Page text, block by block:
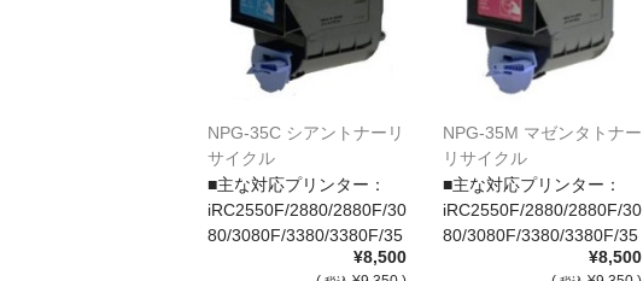
NPG-35C シアントナーリ
サイクル
■主な対応プリンター：
iRC2550F/2880/2880F/30
80/3080F/3380/3380F/35
¥8,500
NPG-35M マゼンタトナー
リサイクル
■主な対応プリンター：
iRC2550F/2880/2880F/30
80/3080F/3380/3380F/35
¥8,500